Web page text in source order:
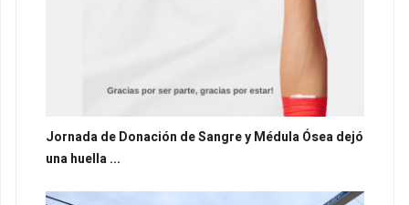
Jornada de Donación de Sangre y Médula Ósea dejó
una huella ...